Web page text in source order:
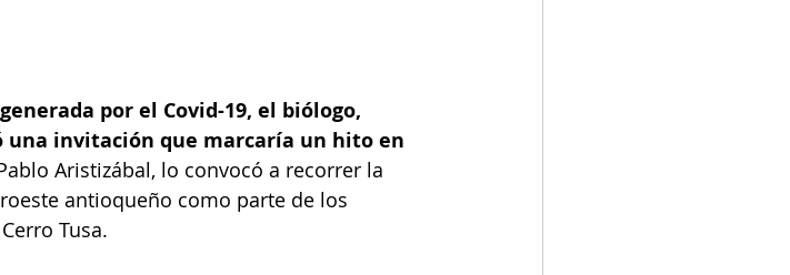
por el Covid-19, el biólogo,
una invitación que marcaría un hito en
Aristizábal, lo convocó a recorrer la
antioqueño como parte de los
Tusa.